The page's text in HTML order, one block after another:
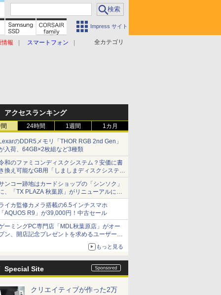
Impress サイト
全カテゴリ
情報 スマートフォン
アクセスランキング
24時間 1週間 1カ月
のDDR5メモリ「THOR RGB 2nd Gen」
入荷、64GB×2枚組など3種類
和のファミコンディスクシステム？安価に書
換え可能なGB用「しましまディスクシステ
」
ンコー跡地はカードショップの「シンソク」
、「TX PLAZA 秋葉原」がリニューアルに伴
一時休業、ジャンクのDDR2メモリが100円
販売など～ 最近の秋葉原 ～
イカ監修カメラ搭載の6.5インチスマホ
AQUOS R9」が39,000円！中古セール
ーミングPC専門店「MDL秋葉原店」がオー
ン、開店記念プレゼントを求めるユーザーが
もっと見る
Special Site
クリエイティブが作った2万